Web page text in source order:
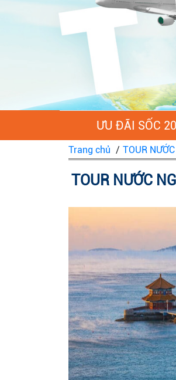
ƯU ĐÃI SỐC
Trang chủ / TOUR
TOUR NƯỚC